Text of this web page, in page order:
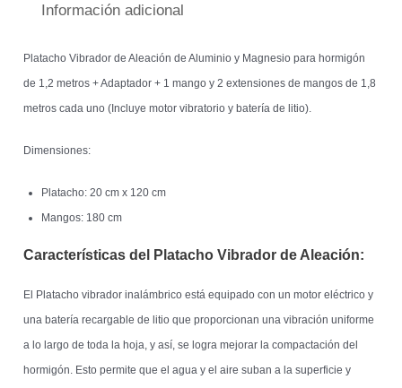
Información adicional
Platacho Vibrador de Aleación de Aluminio y Magnesio para hormigón
de 1,2 metros + Adaptador + 1 mango y 2 extensiones de mangos de 1,8
metros cada uno (Incluye motor vibratorio y batería de litio).
Dimensiones:
Platacho: 20 cm x 120 cm
Mangos: 180 cm
Características del Platacho Vibrador de Aleación:
El Platacho vibrador inalámbrico está equipado con un motor eléctrico y
una batería recargable de litio que proporcionan una vibración uniforme
a lo largo de toda la hoja, y así, se logra mejorar la compactación del
hormigón. Esto permite que el agua y el aire suban a la superficie y